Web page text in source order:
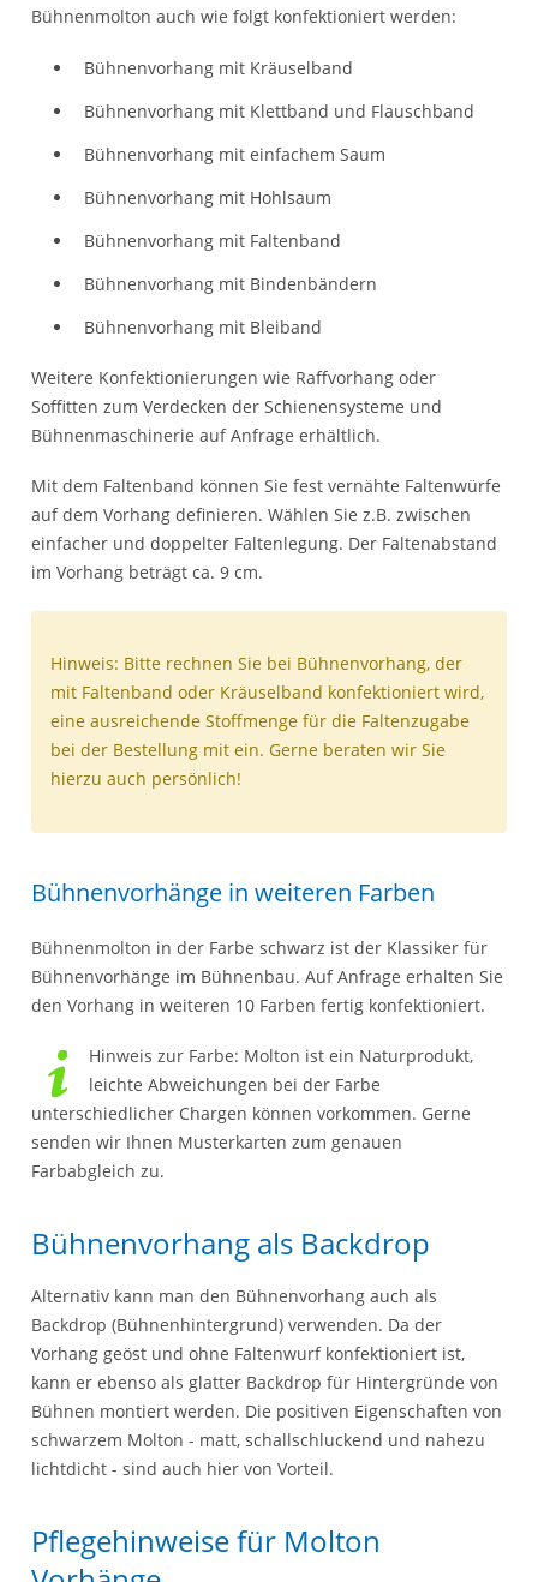
Bühnenmolton auch wie folgt konfektioniert werden:
Bühnenvorhang mit Kräuselband
Bühnenvorhang mit Klettband und Flauschband
Bühnenvorhang mit einfachem Saum
Bühnenvorhang mit Hohlsaum
Bühnenvorhang mit Faltenband
Bühnenvorhang mit Bindenbändern
Bühnenvorhang mit Bleiband
Weitere Konfektionierungen wie Raffvorhang oder
Soffitten zum Verdecken der Schienensysteme und
Bühnenmaschinerie auf Anfrage erhältlich.
Mit dem Faltenband können Sie fest vernähte Faltenwürfe
auf dem Vorhang definieren. Wählen Sie z.B. zwischen
einfacher und doppelter Faltenlegung. Der Faltenabstand
im Vorhang beträgt ca. 9 cm.
Hinweis: Bitte rechnen Sie bei Bühnenvorhang, der
mit Faltenband oder Kräuselband konfektioniert wird,
eine ausreichende Stoffmenge für die Faltenzugabe
bei der Bestellung mit ein. Gerne beraten wir Sie
hierzu auch persönlich!
Bühnenvorhänge in weiteren Farben
Bühnenmolton in der Farbe schwarz ist der Klassiker für
Bühnenvorhänge im Bühnenbau. Auf Anfrage erhalten Sie
den Vorhang in weiteren 10 Farben fertig konfektioniert.
Hinweis zur Farbe: Molton ist ein Naturprodukt,
leichte Abweichungen bei der Farbe
unterschiedlicher Chargen können vorkommen. Gerne
senden wir Ihnen Musterkarten zum genauen
Farbabgleich zu.
Bühnenvorhang als Backdrop
Alternativ kann man den Bühnenvorhang auch als
Backdrop (Bühnenhintergrund) verwenden. Da der
Vorhang geöst und ohne Faltenwurf konfektioniert ist,
kann er ebenso als glatter Backdrop für Hintergründe von
Bühnen montiert werden. Die positiven Eigenschaften von
schwarzem Molton - matt, schallschluckend und nahezu
lichtdicht - sind auch hier von Vorteil.
Pflegehinweise für Molton